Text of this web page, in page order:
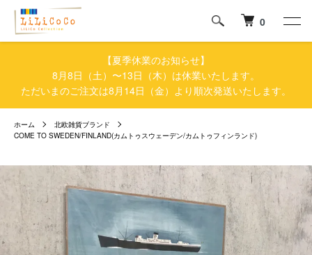
0
【夏季休業のお知らせ】
8月8日（土）〜13日（木）は休業いたします。
ただいまのご注文は8月14日（金）より順次発送いたします。
ホーム
北欧雑貨ブランド
COME TO SWEDEN/FINLAND(カムトゥスウェーデン/カムトゥフィンランド)